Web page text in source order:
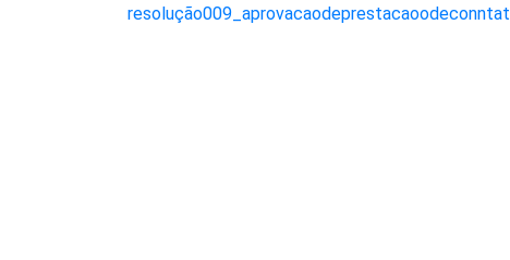
resolução009_aprovacaodeprestacaoodeconntat